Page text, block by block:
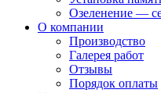
Озеленение —
О компании
Производство
Галерея работ
Отзывы
Порядок оплаты